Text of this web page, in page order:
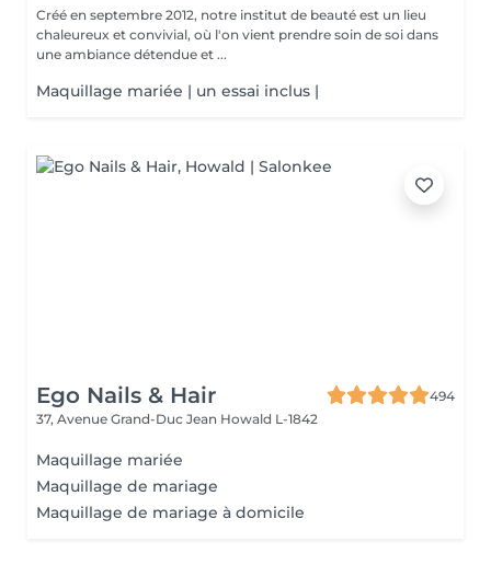
Créé en septembre 2012, notre institut de beauté est un lieu
chaleureux et convivial, où l'on vient prendre soin de soi dans
une ambiance détendue et ...
Maquillage mariée | un essai inclus |
Ego Nails & Hair
494
37, Avenue Grand-Duc Jean Howald L-1842
Maquillage mariée
Maquillage de mariage
Maquillage de mariage à domicile